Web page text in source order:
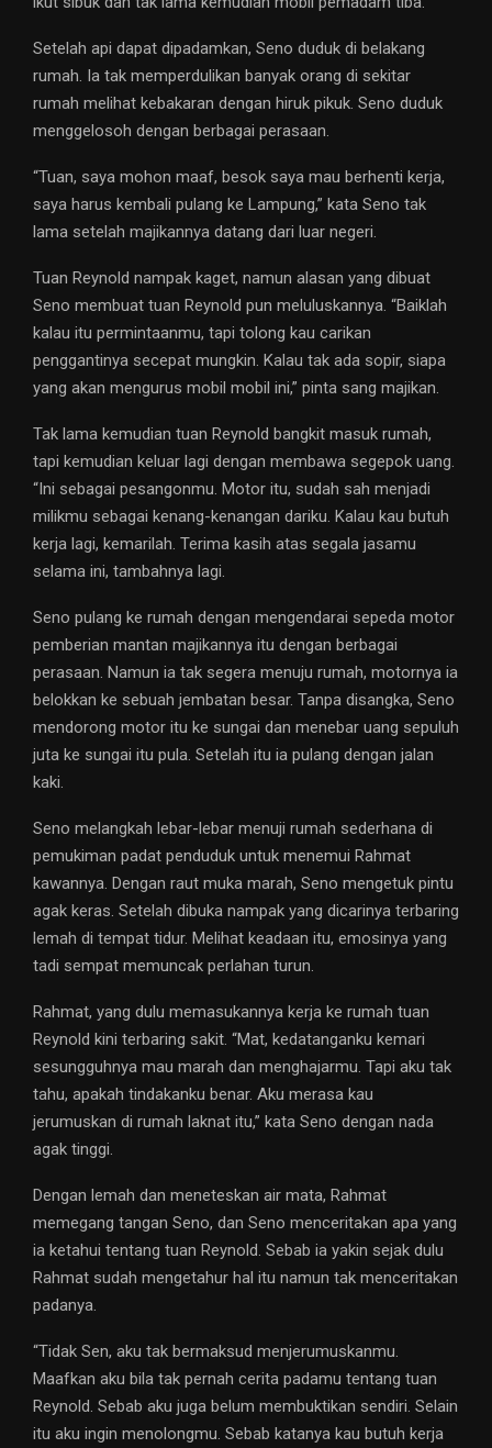
Setelah api dapat dipadamkan, Seno duduk di belakang
rumah. Ia tak memperdulikan banyak orang di sekitar
rumah melihat kebakaran dengan hiruk pikuk. Seno duduk
menggelosoh dengan berbagai perasaan.
“Tuan, saya mohon maaf, besok saya mau berhenti kerja,
saya harus kembali pulang ke Lampung,” kata Seno tak
lama setelah majikannya datang dari luar negeri.
Tuan Reynold nampak kaget, namun alasan yang dibuat
Seno membuat tuan Reynold pun meluluskannya. “Baiklah
kalau itu permintaanmu, tapi tolong kau carikan
penggantinya secepat mungkin. Kalau tak ada sopir, siapa
yang akan mengurus mobil mobil ini,” pinta sang majikan.
Tak lama kemudian tuan Reynold bangkit masuk rumah,
tapi kemudian keluar lagi dengan membawa segepok uang.
“Ini sebagai pesangonmu. Motor itu, sudah sah menjadi
milikmu sebagai kenang-kenangan dariku. Kalau kau butuh
kerja lagi, kemarilah. Terima kasih atas segala jasamu
selama ini, tambahnya lagi.
Seno pulang ke rumah dengan mengendarai sepeda motor
pemberian mantan majikannya itu dengan berbagai
perasaan. Namun ia tak segera menuju rumah, motornya ia
belokkan ke sebuah jembatan besar. Tanpa disangka, Seno
mendorong motor itu ke sungai dan menebar uang sepuluh
juta ke sungai itu pula. Setelah itu ia pulang dengan jalan
kaki.
Seno melangkah lebar-lebar menuji rumah sederhana di
pemukiman padat penduduk untuk menemui Rahmat
kawannya. Dengan raut muka marah, Seno mengetuk pintu
agak keras. Setelah dibuka nampak yang dicarinya terbaring
lemah di tempat tidur. Melihat keadaan itu, emosinya yang
tadi sempat memuncak perlahan turun.
Rahmat, yang dulu memasukannya kerja ke rumah tuan
Reynold kini terbaring sakit. “Mat, kedatanganku kemari
sesungguhnya mau marah dan menghajarmu. Tapi aku tak
tahu, apakah tindakanku benar. Aku merasa kau
jerumuskan di rumah laknat itu,” kata Seno dengan nada
agak tinggi.
Dengan lemah dan meneteskan air mata, Rahmat
memegang tangan Seno, dan Seno menceritakan apa yang
ia ketahui tentang tuan Reynold. Sebab ia yakin sejak dulu
Rahmat sudah mengetahur hal itu namun tak menceritakan
padanya.
“Tidak Sen, aku tak bermaksud menjerumuskanmu.
Maafkan aku bila tak pernah cerita padamu tentang tuan
Reynold. Sebab aku juga belum membuktikan sendiri. Selain
itu aku ingin menolongmu. Sebab katanya kau butuh kerja